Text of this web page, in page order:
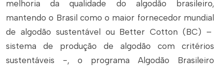
melhoria da qualidade do algodão brasileiro,
mantendo o Brasil como o maior fornecedor mundial
de algodão sustentável ou Better Cotton (BC) –
sistema de produção de algodão com critérios
sustentáveis -, o programa Algodão Brasileiro